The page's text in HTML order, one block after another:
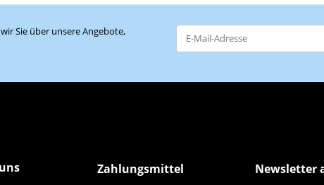
Sie über unsere Angebote,
Zahlungsmittel Newsletter